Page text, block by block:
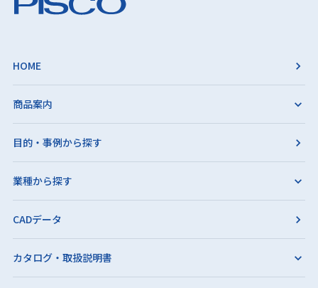
HOME
商品案内
目的・事例から探す
業種から探す
CADデータ
カタログ・取扱説明書